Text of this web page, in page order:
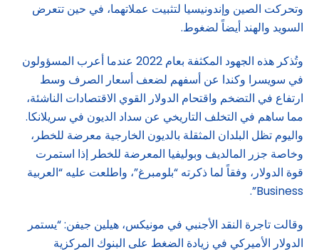
وتحركت الصين وإندونيسيا لتثبيت عملاتهما، في حين تتعرض
السويد والهند أيضاً لضغوط.
وتُذكر هذه الجهود المكثفة بعام 2022 عندما أعرب المسؤولون
في سويسرا وكندا عن أسفهم لضعف أسعار الصرف وسط
ارتفاع في التضخم واقتحام الدولار القوي الاقتصادات الناشئة،
مما ساهم في التخلف التاريخي عن سداد الديون في سريلانكا.
واليوم تظل البلدان المثقلة بالديون الخارجية معرضة للخطر،
وخاصة جزر المالديف وبوليفيا المعرضة للخطر إذا استمرت
قوة الدولار، وفقاً لما ذكرته “بلومبرغ”، واطلعت عليه “العربية
Business”.
وقالت تاجرة النقد الأجنبي في مونيكس، هيلين جيفن: “يستمر
الدولار الأميركي في زيادة الضغط على البنوك المركزية